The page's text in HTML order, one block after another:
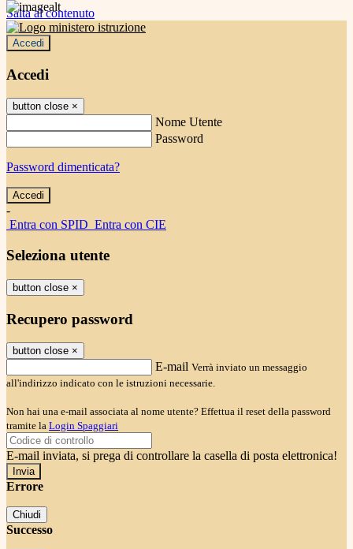
Salta al contenuto
Accedi
Accedi
button close ×
Nome Utente
Password
Password dimenticata?
-
Entra con SPID Entra con CIE
Seleziona utente
button close ×
Recupero password
button close ×
E-mail Verrà inviato un messaggio
all'indirizzo indicato con le istruzioni necessarie.
Non hai una e-mail associata al nome utente? Effettua il reset della password
tramite la Login Spaggiari
E-mail inviata, si prega di controllare la casella di posta elettronica!
Errore
Chiudi
Successo